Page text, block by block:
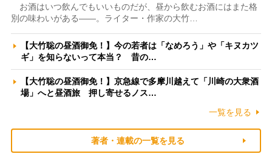
お酒はいつ飲んでもいいものだが、昼から飲むお酒にはまた格
別の味わいがある――。ライター・作家の大竹…
【大竹聡の昼酒御免！】今の若者は「なめろう」や「キヌカツ
ギ」を知らないって本当？ 昔の…
【大竹聡の昼酒御免！】京急線で多摩川越えて「川崎の大衆酒
場」へと昼酒旅 押し寄せるノス…
一覧を見る
著者・連載の一覧を見る